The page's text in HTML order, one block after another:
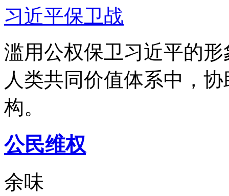
习近平保卫战
滥用公权保卫习近平的
人类共同价值体系中，
构。
公民维权
余味